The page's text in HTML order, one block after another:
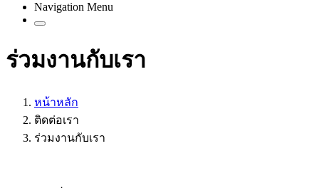
Navigation Menu
ร่วมงานกับเรา
หน้าหลัก
ติดต่อเรา
ร่วมงานกับเรา